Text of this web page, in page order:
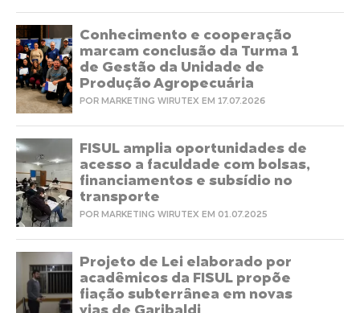
Conhecimento e cooperação
marcam conclusão da Turma 1
de Gestão da Unidade de
Produção Agropecuária
POR MARKETING WIRUTEX EM 17.07.2026
FISUL amplia oportunidades de
acesso a faculdade com bolsas,
financiamentos e subsídio no
transporte
POR MARKETING WIRUTEX EM 01.07.2025
Projeto de Lei elaborado por
acadêmicos da FISUL propõe
fiação subterrânea em novas